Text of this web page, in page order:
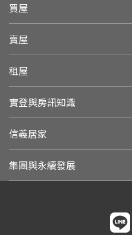
買屋
賣屋
租屋
實登與房訊知識
信義居家
集團與永續發展